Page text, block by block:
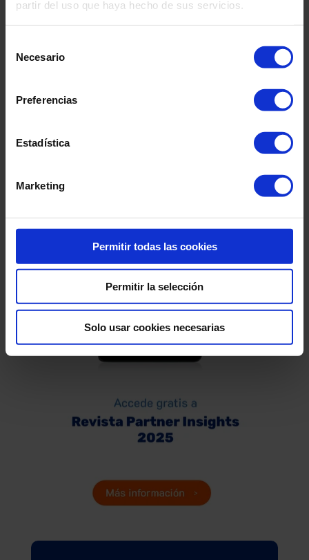
partir del uso que haya hecho de sus servicios.
Necesario
Preferencias
Estadística
Marketing
Permitir todas las cookies
Permitir la selección
Solo usar cookies necesarias
Transformación Digital
Entorno Regulado